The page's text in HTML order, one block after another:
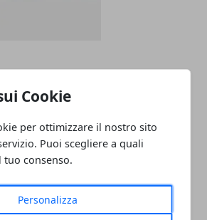
Cookie
per ottimizzare il nostro sito
Puoi scegliere a quali
consenso.
Personalizza